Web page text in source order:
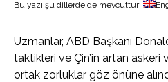
Bu yazı şu dillerde de mevcuttur:
Uzmanlar, ABD Başkanı
taktikleri ve Çin’in artan
ortak zorluklar göz önüne